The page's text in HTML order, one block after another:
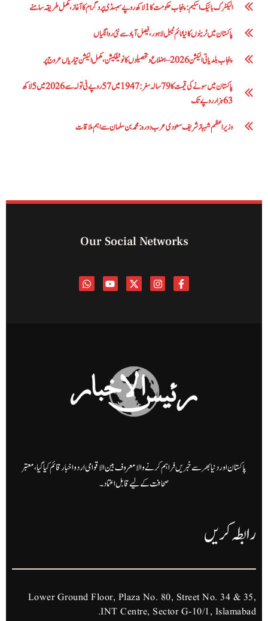
الیکٹرک بائیک اسکیم: پنجاب حکومت کا1 لاکھ روپے سبسڈی پروگرام کا آغاز ،مکمل طریقہ سامنے
پاکستان میں ٹرینوں کا نیا ٹائم ٹیبل لاہور، فیصل آباد سے نئی روانگیاں
پنجاب بلدیاتی الیکشن 2026 – اضلاع و تحصیلوں کا نوٹیفکیشن، مکمل الیکشن تیاریاں عروج پر
پاکستان میں سونے کی قیمت کا 79 سالہ سفر: 1947 میں 57 روپے فی تولہ سے 2026 میں 5 لاکھ
63 ہزار روپے تک
وزیراعظم شہباز شریف سعودی عرب دورہ: محمد بن سلمان سے اہم ملاقات
Our Social Networks
پاکستان اور دنیا بھر سے خبریں فراہم کرنے والا معروف بین الاقوامی اردو اخبار قائم کیا گیا، معتبر
صحافت کے لیے قابل اعتماد۔
رابطہ کریں
Lower Ground Floor, Plaza No. 80, Street No. 34 & 35,
INT Centre, Sector G-10/1, Islamabad.